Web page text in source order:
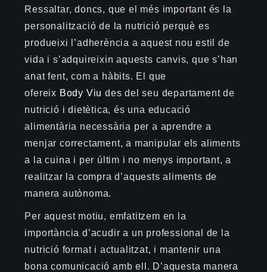
Ressaltar, doncs, que el més important és la
personalització de la nutrició perquè es
produeixi l’adherència a aquest nou estil de
vida i s’adquireixin aquests canvis, que s’han
anat fent, com a hàbits. El que
ofereix Body Viu des del seu departament de
nutrició i dietètica, és una educació
alimentària necessària per a aprendre a
menjar correctament, a manipular els aliments
a la cuina i per últim i no menys important, a
realitzar la compra d’aquests aliments de
manera autònoma.
Per aquest motiu, emfatitzem en la
importància d’acudir a un professional de la
nutrició format i actualitzat, i mantenir una
bona comunicació amb ell. D’aquesta manera